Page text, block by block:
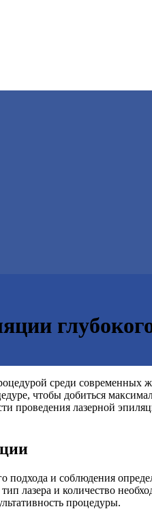
среди
чтобы добиться
проведения лазерной
подхода и соблюдения
лазера и количество
процедуры.